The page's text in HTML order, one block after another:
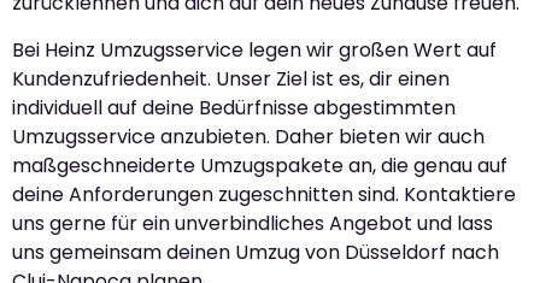
Bei Heinz Umzugsservice legen wir großen Wert auf
Kundenzufriedenheit. Unser Ziel ist es, dir einen
individuell auf deine Bedürfnisse abgestimmten
Umzugsservice anzubieten. Daher bieten wir auch
maßgeschneiderte Umzugspakete an, die genau auf
deine Anforderungen zugeschnitten sind. Kontaktiere
uns gerne für ein unverbindliches Angebot und lass
uns gemeinsam deinen Umzug von Düsseldorf nach